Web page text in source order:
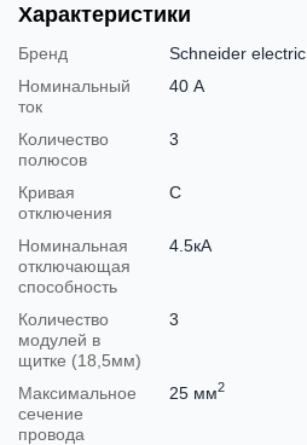
Характеристики
Бренд
Schneider electric
Номинальный
ток
40 А
Количество
полюсов
3
Кривая
отключения
C
Номинальная
отключающая
способность
4.5кА
Количество
модулей в
щитке (18,5мм)
3
Максимальное
сечение
провода
25 мм2